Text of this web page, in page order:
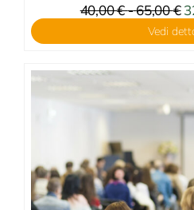
40,00€-65,00€
di
Vedi